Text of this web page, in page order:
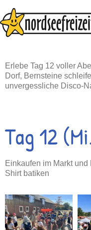
Inhalt
springen
Erlebe Tag 12 voller
Dorf, Bernsteine
unvergessliche Disco-
Tag 12
Einkaufen im Markt
Shirt batiken